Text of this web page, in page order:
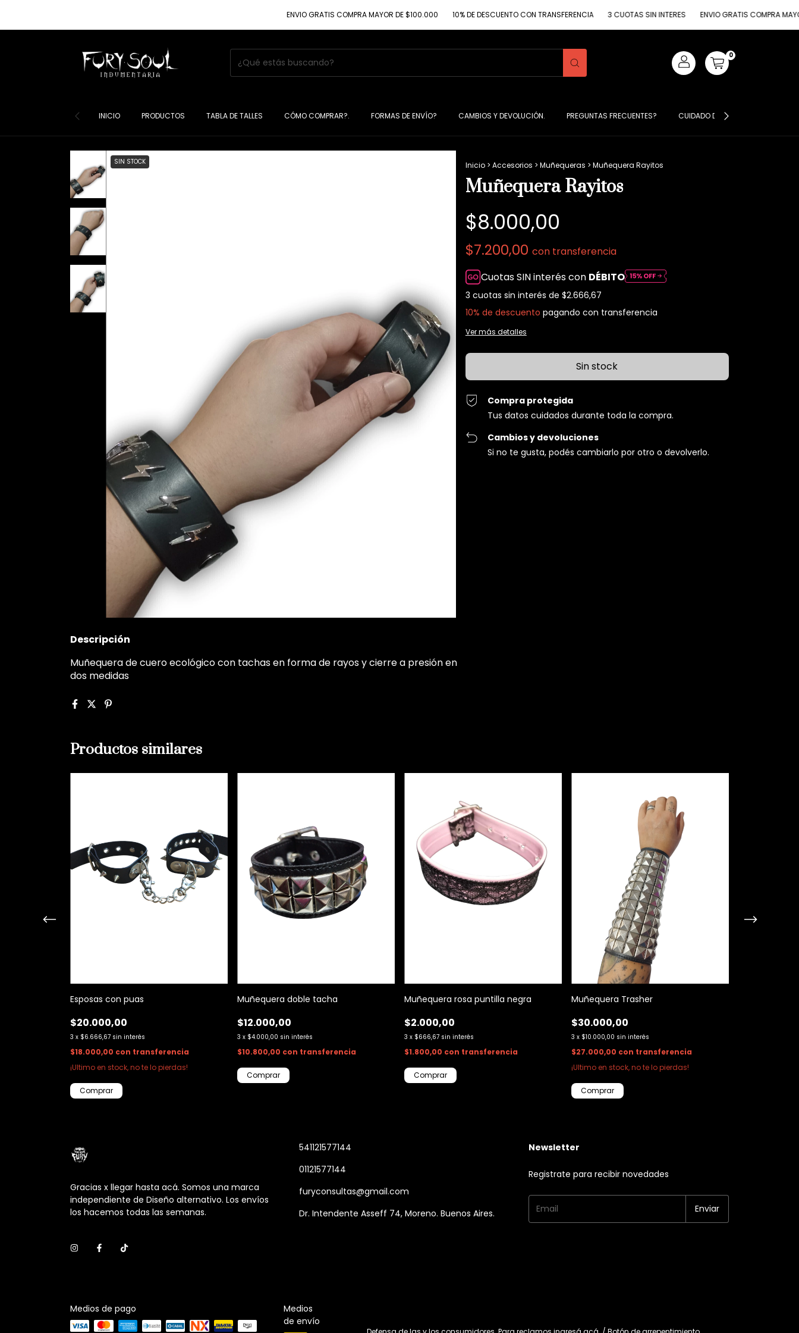
ENVIO GRATIS COMPRA MAYOR DE $100.000 10% DE DESCUENTO CON TRANSFERENCIA 3 CUOTAS SIN INTERES ENVIO GRATIS COMPRA MAYOR
0
INICIO PRODUCTOS TABLA DE TALLES CÓMO COMPRAR?. FORMAS DE ENVÍO? CAMBIOS Y DEVOLUCIÓN. PREGUNTAS FRECUENTES? CUIDADO DE MIS PRENDAS ?
SIN STOCK Inicio > Accesorios > Muñequeras > Muñequera Rayitos
Muñequera Rayitos
$8.000,00
$7.200,00 con transferencia
Cuotas SIN interés con DÉBITO
3 cuotas sin interés de $2.666,67
10% de descuento pagando con transferencia
Ver más detalles
Compra protegida
Tus datos cuidados durante toda la compra.
Cambios y devoluciones
Si no te gusta, podés cambiarlo por otro o devolverlo.
Descripción
Muñequera de cuero ecológico con tachas en forma de rayos y cierre a presión en
dos medidas
Productos similares
Esposas con puas
$20.000,00
3 x $6.666,67 sin interés
$18.000,00 con transferencia
¡Ultimo en stock, no te lo pierdas!
Muñequera doble tacha
$12.000,00
3 x $4.000,00 sin interés
$10.800,00 con transferencia
Muñequera rosa puntilla negra
$2.000,00
3 x $666,67 sin interés
$1.800,00 con transferencia
Muñequera Trasher
$30.000,00
3 x $10.000,00 sin interés
$27.000,00 con transferencia
¡Ultimo en stock, no te lo pierdas!
Gracias x llegar hasta acá. Somos una marca
independiente de Diseño alternativo. Los envíos
los hacemos todas las semanas.
541121577144
01121577144
furyconsultas@gmail.com
Dr. Intendente Asseff 74, Moreno. Buenos Aires.
Newsletter
Registrate para recibir novedades
Medios de pago
Medios
de envío